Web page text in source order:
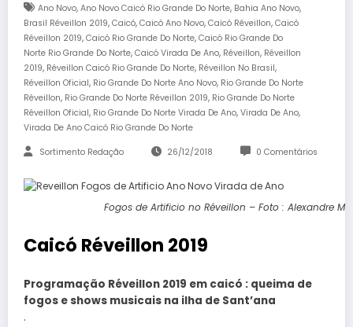
Ano Novo, Ano Novo Caicó Rio Grande Do Norte, Bahia Ano Novo,
Brasil Réveillon 2019, Caicó, Caicó Ano Novo, Caicó Réveillon, Caicó
Réveillon 2019, Caicó Rio Grande Do Norte, Caicó Rio Grande Do
Norte Rio Grande Do Norte, Caicó Virada De Ano, Réveillon, Réveillon
2019, Réveillon Caicó Rio Grande Do Norte, Réveillon No Brasil,
Réveillon Oficial, Rio Grande Do Norte Ano Novo, Rio Grande Do Norte
Réveillon, Rio Grande Do Norte Réveillon 2019, Rio Grande Do Norte
Réveillon Oficial, Rio Grande Do Norte Virada De Ano, Virada De Ano,
Virada De Ano Caicó Rio Grande Do Norte
Sortimento Redação 26/12/2018 0 Comentários
Fogos de Artificio no Réveillon – Foto : Alexandre
Caicó Réveillon 2019
Programação Réveillon 2019 em caicó : queima de
fogos e shows musicais na ilha de Sant’ana
.